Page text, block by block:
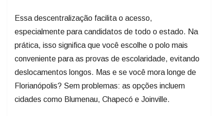
Essa descentralização facilita o acesso,
especialmente para candidatos de todo o estado. Na
prática, isso significa que você escolhe o polo mais
conveniente para as provas de escolaridade, evitando
deslocamentos longos. Mas e se você mora longe de
Florianópolis? Sem problemas: as opções incluem
cidades como Blumenau, Chapecó e Joinville.